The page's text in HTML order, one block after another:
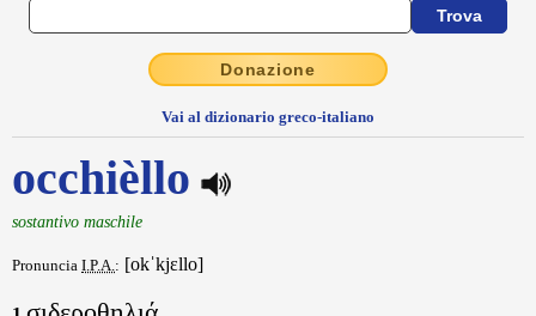
Donazione
Vai al dizionario greco-italiano
occhièllo
sostantivo maschile
Pronuncia I.P.A.: [okˈkjɛllo]